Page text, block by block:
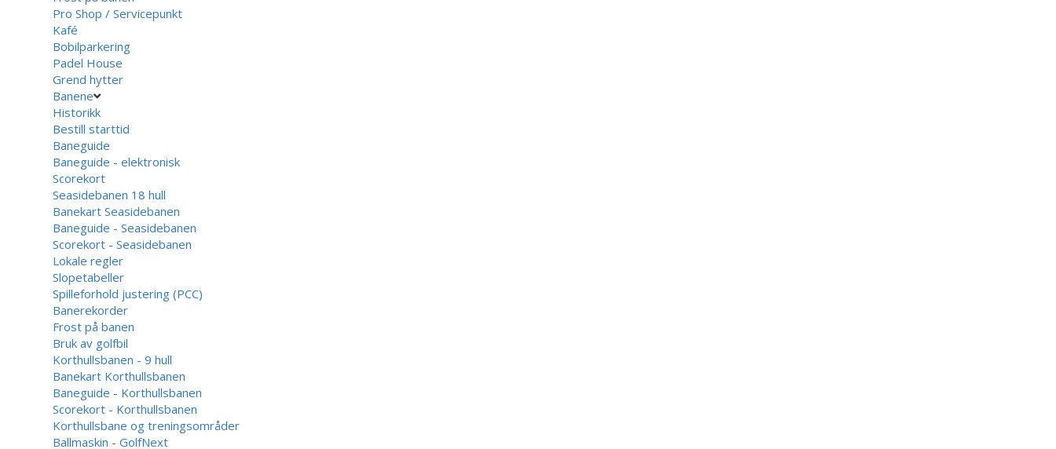
Pro Shop / Servicepunkt
Kafé
Bobilparkering
Padel House
Grend hytter
Banene
Historikk
Bestill starttid
Baneguide
Baneguide - elektronisk
Scorekort
Seasidebanen 18 hull
Banekart Seasidebanen
Baneguide - Seasidebanen
Scorekort - Seasidebanen
Lokale regler
Slopetabeller
Spilleforhold justering (PCC)
Banerekorder
Frost på banen
Bruk av golfbil
Korthullsbanen - 9 hull
Banekart Korthullsbanen
Baneguide - Korthullsbanen
Scorekort - Korthullsbanen
Korthullsbane og treningsområder
Ballmaskin - GolfNext